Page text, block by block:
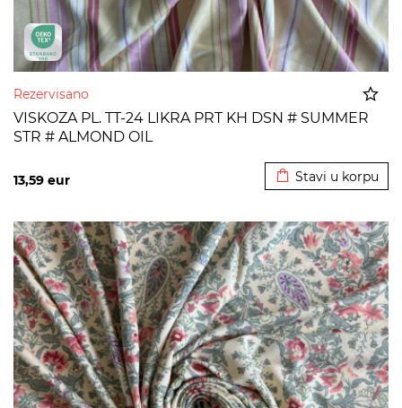
Rezervisano
VISKOZA PL. TT-24 LIKRA PRT KH DSN # SUMMER
STR # ALMOND OIL
13,59 eur Stavi u korpu